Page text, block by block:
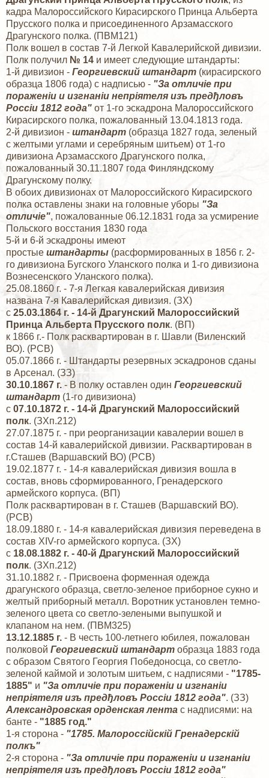
кадра Малороссийского Кирасирского Принца Альберта
Прусского полка и присоединенного Арзамасского
Драгунского полка. (ПВМ121)
Полк вошел в состав 7-й Легкой Кавалерийской дивизии.
Полк получил № 14 и имеет следующие штандарты:
1-й дивизион - Георгиевский штандарт (кирасирского
образца 1806 года) с надписью - "За отличiе при
пораженiи и изгнанiи непрiятеля изъ предђловъ
Россiи 1812 года" от 1-го эскадрона Малороссийского
Кирасирского полка, пожалованный 13.04.1813 года.
2-й дивизион - штандарт (образца 1827 года, зеленый
с желтыми углами и серебряным шитьем) от 1-го
дивизиона Арзамасского Драгунского полка,
пожалованный 30.11.1807 года Финляндскому
Драгунскому полку.
В обоих дивизионах от Малороссийского Кирасирского
полка оставлены знаки на головные уборы "За
отличiе", пожалованные 06.12.1831 года за усмирение
Польского восстания 1830 года
5-й и 6-й эскадроны имеют
простые штандарты (расформированных в 1856 г. 2-
го дивизиона Бугского Уланского полка и 1-го дивизиона
Вознесенского Уланского полка).
25.08.1860 г. - 7-я Легкая кавалерийская дивизия
названа 7-я Кавалерийская дивизия. (ЗХ)
с 25.03.1864 г. - 14-й Драгунский Малороссийский
Принца Альберта Прусского полк. (ВП)
к 1866 г.- Полк расквартирован в г. Шавли (Виленский
ВО). (РСВ)
05.07.1866 г. - Штандарты резервных эскадронов сданы
в Арсенал. (ЗЗ)
30.10.1867 г. - В полку оставлен один Георгиевский
штандарт (1-го дивизиона)
с 07.10.1872 г. - 14-й Драгунский Малороссийский
полк. (ЗХп.212)
27.07.1875 г. - при реорганизации кавалерии вошел в
состав 14-й кавалерийской дивизии. Расквартирован в
г.Сташев (Варшавский ВО) (РСВ)
19.02.1877 г. - 14-я кавалерийская дивизия вошла в
состав, вновь сформированного, Гренадерского
армейского корпуса. (ВП)
Полк расквартирован в г. Сташев (Варшавский ВО).
(РСВ)
18.09.1880 г. - 14-я кавалерийская дивизия переведена в
состав XIV-го армейского корпуса. (ЗХ)
с 18.08.1882 г. - 40-й Драгунский Малороссийский
полк. (ЗХп.212)
31.10.1882 г. - Присвоена форменная одежда
драгунского образца, светло-зеленое приборное сукно и
желтый приборный металл. Воротник установлен темно-
зеленого цвета со светло-зелеными выпушкой и
клапаном на нем. (ПВМ325)
13.12.1885 г. - В честь 100-летнего юбилея, пожалован
полковой Георгиевский штандарт образца 1883 года
с образом Святого Георгия Победоносца, со светло-
зеленой каймой и золотым шитьем, с надписями - "1785-
1885" и "За отличiе при пораженiи и изгнанiи
непрiятеля изъ предђловъ Россiи 1812 года". (ЗЗ)
Александровская орденская лента с надписями: на
банте - "1885 год."
1-я сторона - "1785. Малороссiйскiй Гренадерскiй
полкъ"
2-я сторона - "За отличiе при пораженiи и изгнанiи
непрiятеля изъ предђловъ Россiи 1812 года"